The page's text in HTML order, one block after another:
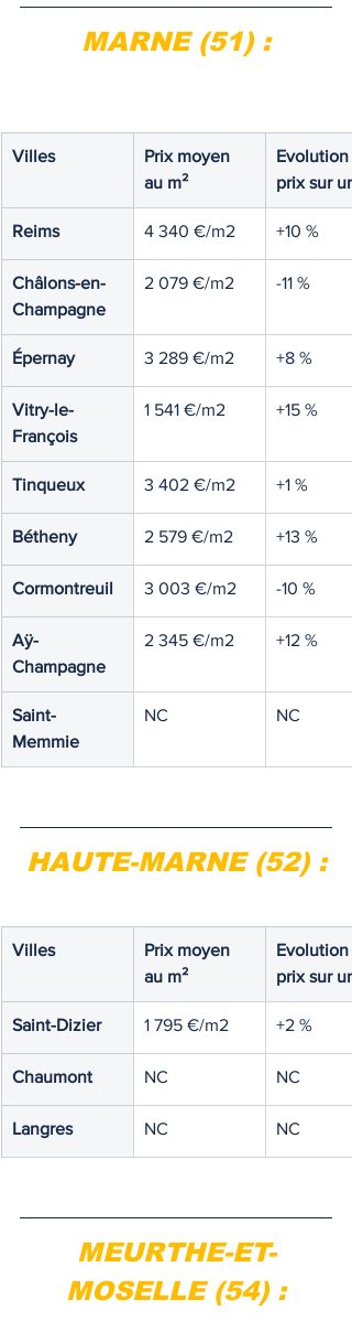
MARNE (51) :
Villes
Prix moyen
au m²
Evolution
prix sur un
Reims 4 340 €/m2 +10 %
Châlons-en-
Champagne
2 079 €/m2 -11 %
Épernay 3 289 €/m2 +8 %
Vitry-le-
François
1 541 €/m2 +15 %
Tinqueux 3 402 €/m2 +1 %
Bétheny 2 579 €/m2 +13 %
Cormontreuil 3 003 €/m2 -10 %
Aÿ-
Champagne
2 345 €/m2 +12 %
Saint-
Memmie
NC NC
HAUTE-MARNE (52) :
Villes
Prix moyen
au m²
Evolution
prix sur un
Saint-Dizier 1 795 €/m2 +2 %
Chaumont NC NC
Langres NC NC
MEURTHE-ET-
MOSELLE (54) :